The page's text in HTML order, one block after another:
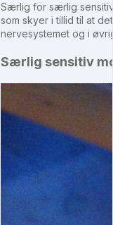
Særlig for særlig
som skyer i tillid til at
nervesystemet og i
Særlig sensitiv